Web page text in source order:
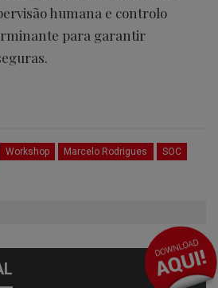
humana e controlo
para garantir
Workshop Marcelo Rodrigues
SOC